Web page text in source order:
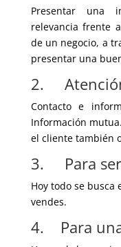
Presentar una
relevancia frente
de un negocio, a
presentar una
2.
Contacto e
Información
el cliente también
3. Para ser
Hoy todo se busca
vendes.
4. Para